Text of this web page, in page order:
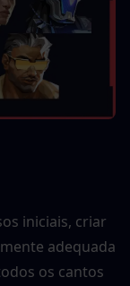
iniciais, criar
adequada
os cantos